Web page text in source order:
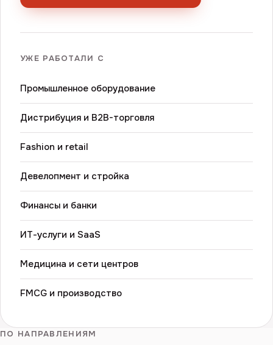
УЖЕ РАБОТАЛИ С
Промышленное оборудование
Дистрибуция и B2B-торговля
Fashion и retail
Девелопмент и стройка
Финансы и банки
ИТ-услуги и SaaS
Медицина и сети центров
FMCG и производство
ПО НАПРАВЛЕНИЯМ